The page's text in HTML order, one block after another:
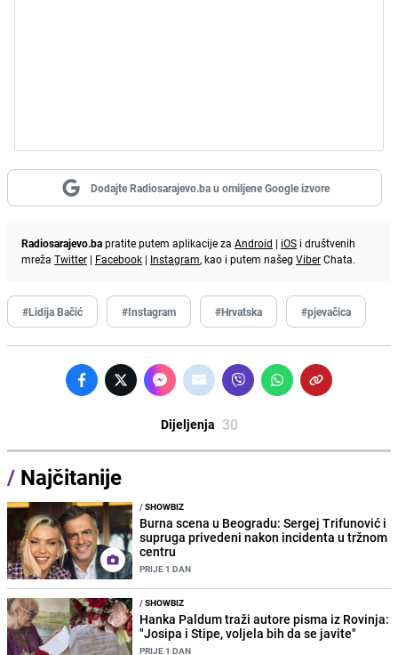
Dodajte Radiosarajevo.ba u omiljene Google izvore
Radiosarajevo.bapratite putem aplikacije za Android | iOS i društvenih
mreža Twitter | Facebook | Instagram, kao i putem našeg ViberChata.
#Lidija Bačić #Instagram #Hrvatska #pjevačica
Dijeljenja 30
/ Najčitanije
/SHOWBIZ
Burna scena u Beogradu: Sergej Trifunović i
supruga privedeni nakon incidenta u tržnom
centru
PRIJE 1 DAN
/SHOWBIZ
Hanka Paldum traži autore pisma iz Rovinja:
"Josipa i Stipe, voljela bih da se javite"
PRIJE 1 DAN